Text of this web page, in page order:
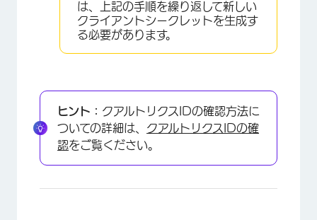
×
は、上記の手順を繰り返して新しい
クライアントシークレットを生成す
る必要があります。
ヒント： クアルトリクスIDの確認方法に
ついての詳細は、 クアルトリクスIDの確
認をご覧ください。